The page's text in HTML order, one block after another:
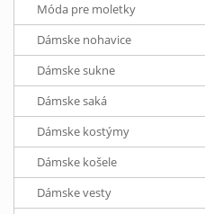
Móda pre moletky
Dámske nohavice
Dámske sukne
Dámske saká
Dámske kostýmy
Dámske košele
Dámske vesty